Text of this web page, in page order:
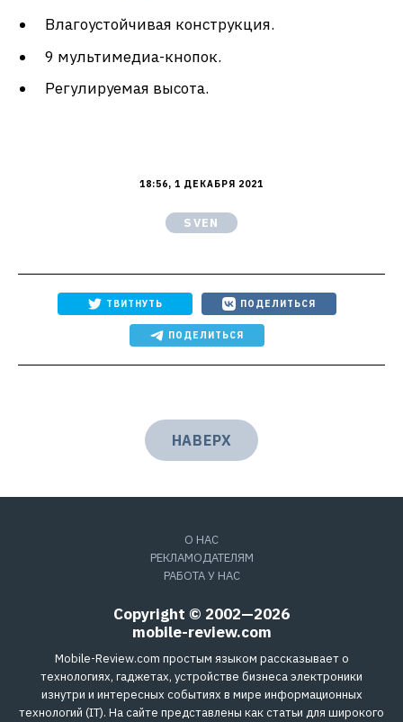
Влагоустойчивая конструкция.
9 мультимедиа-кнопок.
Регулируемая высота.
18:56, 1 ДЕКАБРЯ 2021
SVEN
ТВИТНУТЬ ПОДЕЛИТЬСЯ
ПОДЕЛИТЬСЯ
НАВЕРХ
О НАС
РЕКЛАМОДАТЕЛЯМ
РАБОТА У НАС
Copyright © 2002—2026
mobile-review.com
Mobile-Review.com простым языком рассказывает о
технологиях, гаджетах, устройстве бизнеса электроники
изнутри и интересных событиях в мире информационных
технологий (IT). На сайте представлены как статьи для широкого